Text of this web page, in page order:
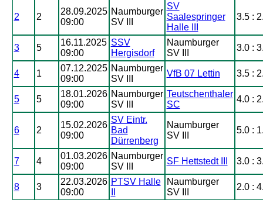
2 2
28.09.2025
09:00
Naumburger
SV III
SV
Saalespringer
Halle III
3.5 :
3 5
16.11.2025
09:00
SSV
Hergisdorf
Naumburger
SV III
3.0 :
4 1
07.12.2025
09:00
Naumburger
SV III
VfB 07 Lettin 3.5 :
5 5
18.01.2026
09:00
Naumburger
SV III
Teutschenthaler
SC
4.0 :
6 2
15.02.2026
09:00
SV Eintr.
Bad
Dürrenberg
Naumburger
SV III
5.0 :
7 4
01.03.2026
09:00
Naumburger
SV III
SF Hettstedt III 3.0 :
8 3
22.03.2026
09:00
PTSV Halle
Naumburger
SV III
2.0 :